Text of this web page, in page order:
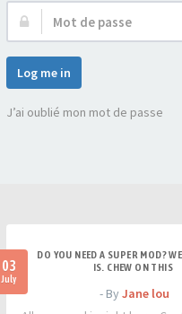
Mot
de
passe :
Log me in
J’ai oublié mon mot de passe
03
July
DO YOU NEED A SUPER MOD?
IS. CHEW ON THIS
- By Jane lou